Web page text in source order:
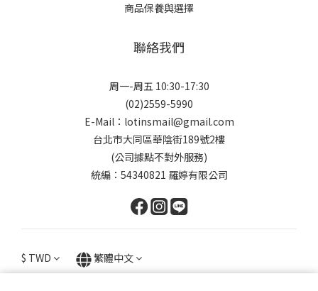
商品保養與選擇
聯絡我們
周一-周五 10:30-17:30
(02)2559-5990
E-Mail：lotinsmail@gmail.com
台北市大同區華陰街189號2樓
(公司據點不對外服務)
統編：54340821 羅婷有限公司
$ TWD 繁體中文